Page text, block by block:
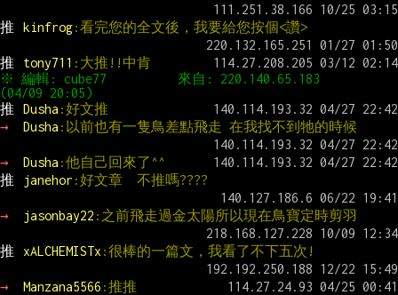
推 kinfrog:看完您的全文後，我要給您按個<讚>
推 tony711 :大推!!中肯
※ 編輯: cube77          來自: 220.140.65.183
推
Dusha :好文推
→
Dusha :以前也有一隻鳥差點飛走 在我找不到牠的時候
→ Dusha :他自己回來了^^
推
janehor :好文章  不推嗎????
→ jasonbay22 :之前飛走過金太陽所以現在鳥寶定時剪羽
推 xALCHEMISTx :很棒的一篇文，我看了不下五次!
→ Manzana5566 :推推